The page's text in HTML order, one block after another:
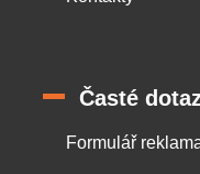
Časté
Formulář